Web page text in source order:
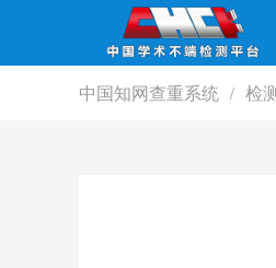
中国知网查重系统 / 检